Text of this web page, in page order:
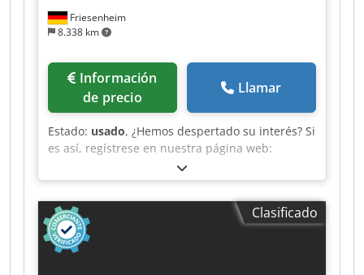
Friesenheim
8.338 km
de precio
Llamar
Estado: usado, ¿Hemos despertado su interés? Si
es así, regístrese en nuestra página web:
¡estaremos encantados de recibir noticias suyas!
Su equipo de Maschinen Besmann Tenemos a la
venta una Amada Promecam GTH 420, fabricada
en Francia. Debido a su tamaño, también cabe
en un taller más pequeño. Cizalla guillotina
Amada Promecam 420 GTH Fabricante: Amada
Clasificado